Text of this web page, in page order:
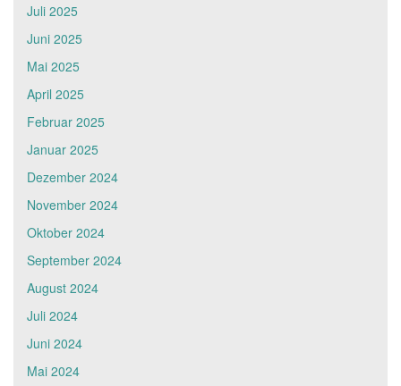
Juli 2025
Juni 2025
Mai 2025
April 2025
Februar 2025
Januar 2025
Dezember 2024
November 2024
Oktober 2024
September 2024
August 2024
Juli 2024
Juni 2024
Mai 2024